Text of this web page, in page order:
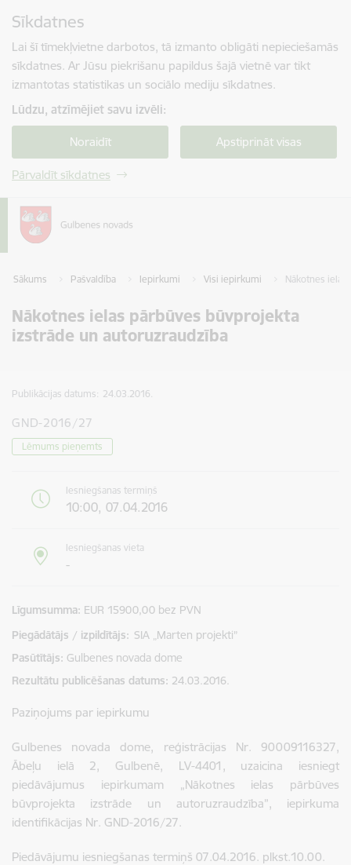
Sīkdatnes
Lai šī tīmekļvietne darbotos, tā izmanto obligāti nepieciešamās
sīkdatnes. Ar Jūsu piekrišanu papildus šajā vietnē var tikt
izmantotas statistikas un sociālo mediju sīkdatnes.
Lūdzu, atzīmējiet savu izvēli:
Noraidīt Apstiprināt visas
Pārvaldīt sīkdatnes
Sākums Pašvaldība Iepirkumi Visi iepirkumi Nākotnes
Nākotnes ielas pārbūves būvprojekta
izstrāde un autoruzraudzība
Publikācijas datums: 24.03.2016.
GND-2016/27
Lēmums pieņemts
Iesniegšanas termiņš
10:00, 07.04.2016
Iesniegšanas vieta
-
Līgumsumma EUR 15900,00 bez PVN
Piegādātājs / izpildītājs: SIA „Marten projekti”
Pasūtītājs Gulbenes novada dome
Rezultātu publicēšanas datums 24.03.2016.
Paziņojums par iepirkumu
Gulbenes novada dome, reģistrācijas Nr. 90009116327,
Ābeļu ielā 2, Gulbenē, LV-4401, uzaicina iesniegt
piedāvājumus iepirkumam „Nākotnes ielas pārbūves
būvprojekta izstrāde un autoruzraudzība”, iepirkuma
identifikācijas Nr. GND-2016/27.
Piedāvājumu iesniegšanas termiņš 07.04.2016. plkst.10.00.